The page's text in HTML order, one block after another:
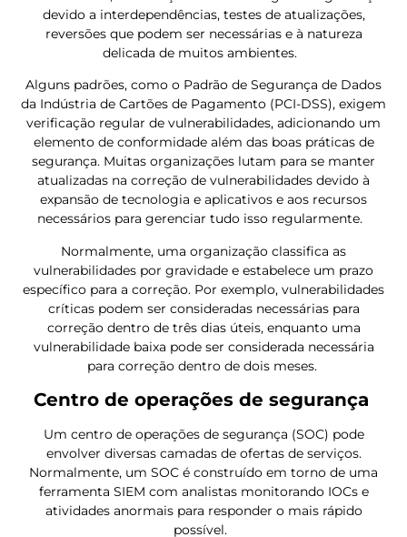
devido a interdependências, testes de atualizações,
reversões que podem ser necessárias e à natureza
delicada de muitos ambientes.
Alguns padrões, como o Padrão de Segurança de Dados
da Indústria de Cartões de Pagamento (PCI-DSS), exigem
verificação regular de vulnerabilidades, adicionando um
elemento de conformidade além das boas práticas de
segurança. Muitas organizações lutam para se manter
atualizadas na correção de vulnerabilidades devido à
expansão de tecnologia e aplicativos e aos recursos
necessários para gerenciar tudo isso regularmente.
Normalmente, uma organização classifica as
vulnerabilidades por gravidade e estabelece um prazo
específico para a correção. Por exemplo, vulnerabilidades
críticas podem ser consideradas necessárias para
correção dentro de três dias úteis, enquanto uma
vulnerabilidade baixa pode ser considerada necessária
para correção dentro de dois meses.
Centro de operações de segurança
Um centro de operações de segurança (SOC) pode
envolver diversas camadas de ofertas de serviços.
Normalmente, um SOC é construído em torno de uma
ferramenta SIEM com analistas monitorando IOCs e
atividades anormais para responder o mais rápido
possível.